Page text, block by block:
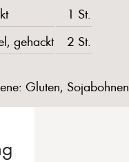
1 St.
gehackt
2 St.
Gluten, Sojabohnen